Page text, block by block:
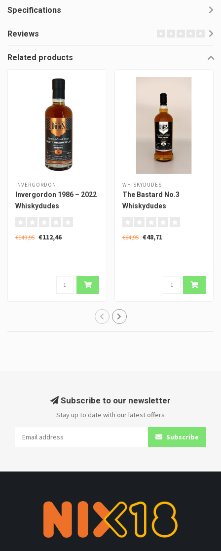
Specifications
Reviews
Related products
INVERGORDON
Invergordon 1986 – 2022
Whiskydudes
€149,95 €112,46
WHISKYDUDES
The Bastard No.3
Whiskydudes
€64,95 €48,71
Subscribe to our newsletter
Stay up to date with our latest offers
Subscribe